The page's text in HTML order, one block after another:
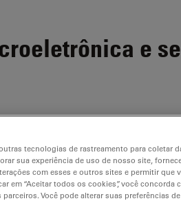
e
about recent alternative
tecnologias de rastreamento para coletar
sua experiência de uso de nosso site,
com esses e outros sites e permitir que
em “Aceitar todos os cookies”, você concorda
Você pode alterar suas preferências de